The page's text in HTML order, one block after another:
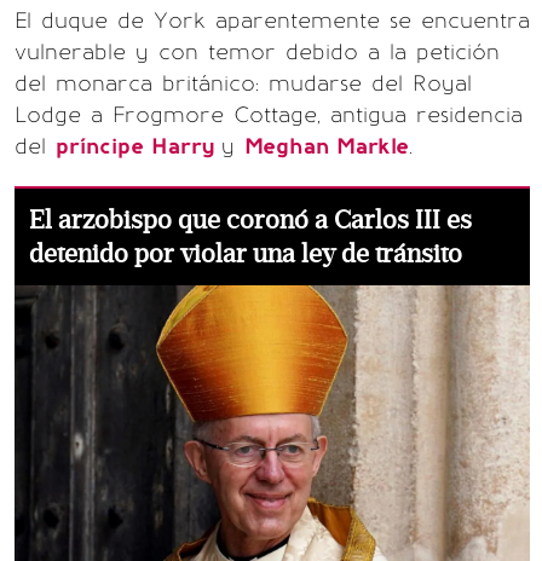
El duque de York aparentemente se encuentra
vulnerable y con temor debido a la petición
del monarca británico: mudarse del Royal
Lodge a Frogmore Cottage, antigua residencia
del príncipe Harry y Meghan Markle.
El arzobispo que coronó a Carlos III es
detenido por violar una ley de tránsito